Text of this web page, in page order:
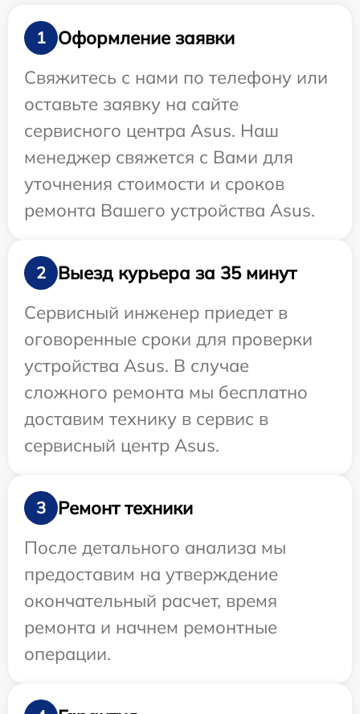
1
Оформление заявки
Свяжитесь с нами по телефону или
оставьте заявку на сайте
сервисного центра Asus. Наш
менеджер свяжется с Вами для
уточнения стоимости и сроков
ремонта Вашего устройства Asus.
2
Выезд курьера за 35 минут
Сервисный инженер приедет в
оговоренные сроки для проверки
устройства Asus. В случае
сложного ремонта мы бесплатно
доставим технику в сервис в
сервисный центр Asus.
3
Ремонт техники
После детального анализа мы
предоставим на утверждение
окончательный расчет, время
ремонта и начнем ремонтные
операции.